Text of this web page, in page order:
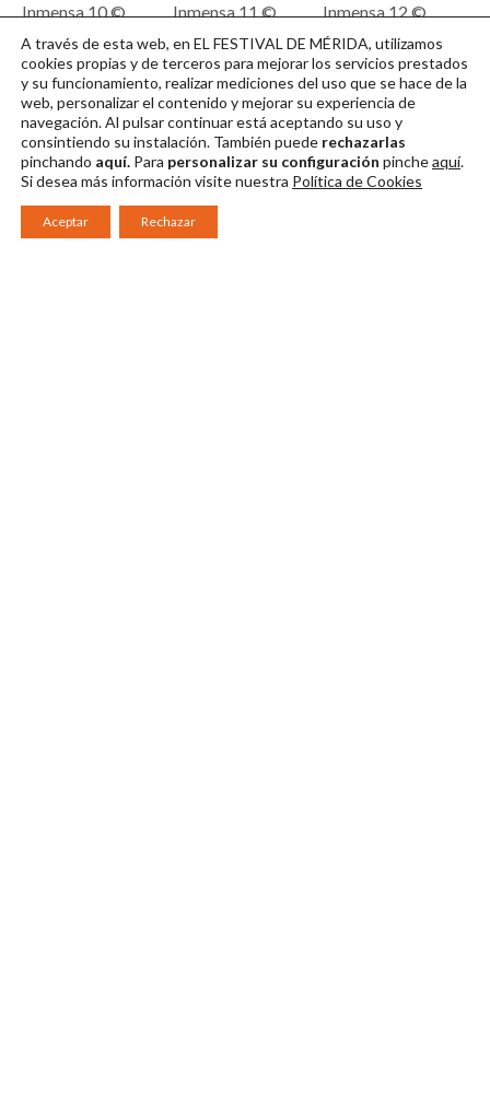
Inmensa 10 ©
Festival de Mérida
/ Jero Morales
Descargar en alta
Inmensa 11 ©
Festival de Mérida
/ Jero Morales
Descargar en alta
Inmensa 12 ©
Festival de Mérida
/ Jero Morales
Descargar en alta
A través de esta web, en EL FESTIVAL DE MÉRIDA, utilizamos
cookies propias y de terceros para mejorar los servicios prestados
y su funcionamiento, realizar mediciones del uso que se hace de la
web, personalizar el contenido y mejorar su experiencia de
navegación. Al pulsar continuarestá aceptando su uso y
consintiendo su instalación. También puede rechazarlas
pinchando aquí. Para personalizar su configuración pincheaquí.
Si desea más información visite nuestra Política de Cookies
Aceptar Rechazar